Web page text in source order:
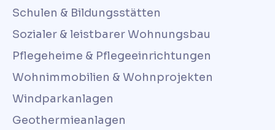
Schulen & Bildungsstätten
Sozialer & leistbarer Wohnungsbau
Pflegeheime & Pflegeeinrichtungen
Wohnimmobilien & Wohnprojekten
Windparkanlagen
Geothermieanlagen